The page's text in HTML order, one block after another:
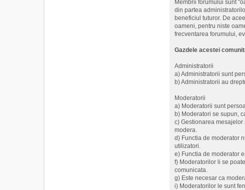
Membrii forumului sunt
din partea
beneficiul tuturor. De
oameni, pentru niste
frecventarea forumului,
Gazdele acestei
Administratorii
a) Administratorii sunt
b) Administratorii au
Moderatorii
a) Moderatorii sunt
b) Moderatori se supun,
c) Gestionarea
modera.
d) Functia de moderator
utilizatori.
e) Functia de moderator
f) Moderatorilor li se
comunicata.
g) Este necesar ca
i) Moderatorilor le sunt